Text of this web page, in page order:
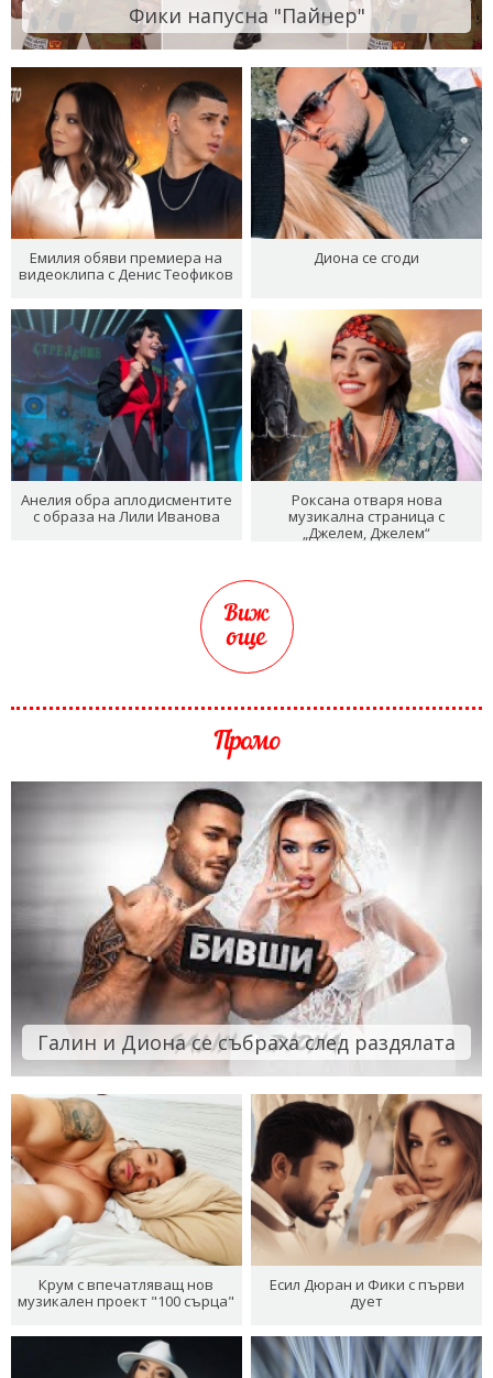
Фики напусна "Пайнер"
Емилия обяви премиера на
видеоклипа с Денис Теофиков
Диона се сгоди
Анелия обра аплодисментите
с образа на Лили Иванова
Роксана отваря нова
музикална страница с
„Джелем, Джелем“
Виж
още
Промо
Галин и Диона се събраха след раздялата
Крум с впечатляващ нов
музикален проект "100 сърца"
Есил Дюран и Фики с първи
дует